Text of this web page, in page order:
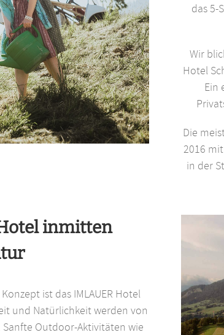
das 5-
Wir
Hotel
Ein
Die
2016
in der
inmitten
ist das IMLAUER Hotel
und Natürlichkeit werden von
Outdoor-Aktivitäten wie